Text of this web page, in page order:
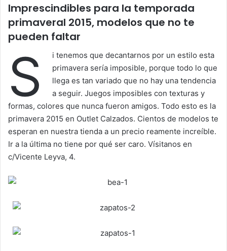
Imprescindibles para la temporada
primaveral 2015, modelos que no te
pueden faltar
S
i tenemos que decantarnos por un estilo esta
primavera sería imposible, porque todo lo que
llega es tan variado que no hay una tendencia
a seguir. Juegos imposibles con texturas y
formas, colores que nunca fueron amigos. Todo esto es la
primavera 2015 en Outlet Calzados. Cientos de modelos te
esperan en nuestra tienda a un precio reamente increíble.
Ir a la última no tiene por qué ser caro. Vísitanos en
c/Vicente Leyva, 4.